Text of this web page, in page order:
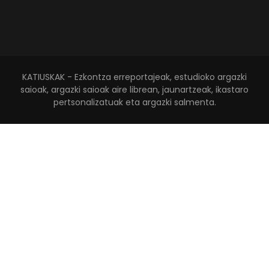
KATIUSKAK - Ezkontza erreportajeak, estudioko argazki
saioak, argazki saioak aire librean, jaunartzeak, ikastaro
pertsonalizatuak eta argazki salmenta.